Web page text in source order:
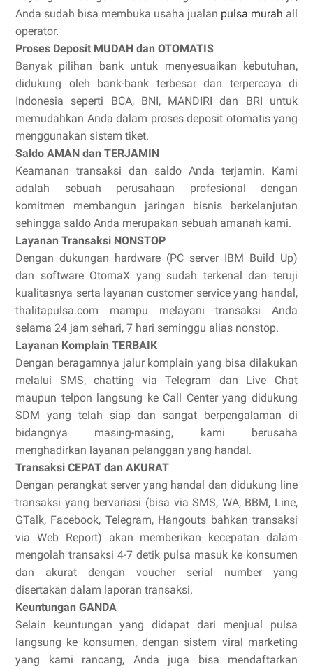
Anda sudah bisa membuka usaha jualan pulsa murah all
operator.
Proses Deposit MUDAH dan OTOMATIS
Banyak pilihan bank untuk menyesuaikan kebutuhan,
didukung oleh bank-bank terbesar dan terpercaya di
Indonesia seperti BCA, BNI, MANDIRI dan BRI untuk
memudahkan Anda dalam proses deposit otomatis yang
menggunakan sistem tiket.
Saldo AMAN dan TERJAMIN
Keamanan transaksi dan saldo Anda terjamin. Kami
adalah sebuah perusahaan profesional dengan
komitmen membangun jaringan bisnis berkelanjutan
sehingga saldo Anda merupakan sebuah amanah kami.
Layanan Transaksi NONSTOP
Dengan dukungan hardware (PC server IBM Build Up)
dan software OtomaX yang sudah terkenal dan teruji
kualitasnya serta layanan customer service yang handal,
thalitapulsa.com mampu melayani transaksi Anda
selama 24 jam sehari, 7 hari seminggu alias nonstop.
Layanan Komplain TERBAIK
Dengan beragamnya jalur komplain yang bisa dilakukan
melalui SMS, chatting via Telegram dan Live Chat
maupun telpon langsung ke Call Center yang didukung
SDM yang telah siap dan sangat berpengalaman di
bidangnya masing-masing, kami berusaha
menghadirkan layanan pelanggan yang handal.
Transaksi CEPAT dan AKURAT
Dengan perangkat server yang handal dan didukung line
transaksi yang bervariasi (bisa via SMS, WA, BBM, Line,
GTalk, Facebook, Telegram, Hangouts bahkan transaksi
via Web Report) akan memberikan kecepatan dalam
mengolah transaksi 4-7 detik pulsa masuk ke konsumen
dan akurat dengan voucher serial number yang
disertakan dalam laporan transaksi.
Keuntungan GANDA
Selain keuntungan yang didapat dari menjual pulsa
langsung ke konsumen, dengan sistem viral marketing
yang kami rancang, Anda juga bisa mendaftarkan